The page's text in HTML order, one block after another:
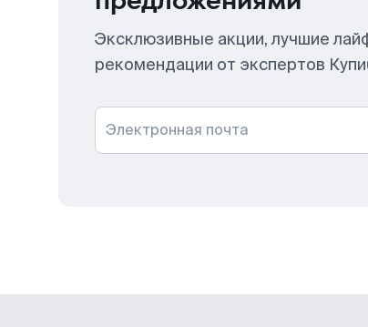
Эксклюзивные акции, лучшие
рекомендации от экспертов
Электронная почта